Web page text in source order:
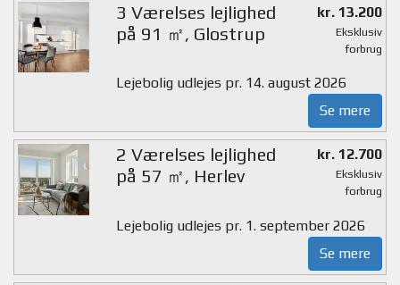
3 Værelses lejlighed
på 91 ㎡, Glostrup
kr. 13.200
Eksklusiv
forbrug
Lejebolig udlejes pr. 14. august 2026
Se mere
2 Værelses lejlighed
på 57 ㎡, Herlev
kr. 12.700
Eksklusiv
forbrug
Lejebolig udlejes pr. 1. september 2026
Se mere